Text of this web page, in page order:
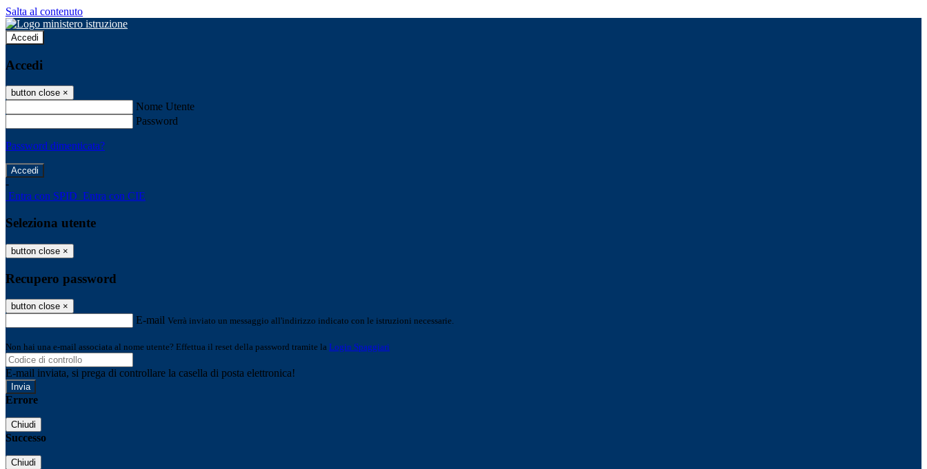
Salta al contenuto
Accedi
Accedi
button close ×
Nome Utente
Password
Password dimenticata?
-
Entra con SPID Entra con CIE
Seleziona utente
button close ×
Recupero password
button close ×
E-mail Verrà inviato un messaggio all'indirizzo indicato con le istruzioni necessarie.
Non hai una e-mail associata al nome utente? Effettua il reset della password tramite la Login Spaggiari
E-mail inviata, si prega di controllare la casella di posta elettronica!
Errore
Chiudi
Successo
Chiudi